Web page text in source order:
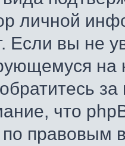
личной
Если вы не
что
правовым